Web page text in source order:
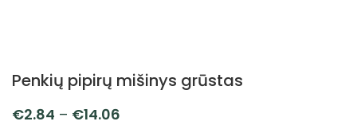
Penkių pipirų mišinys grūstas
€2.84 – €14.06